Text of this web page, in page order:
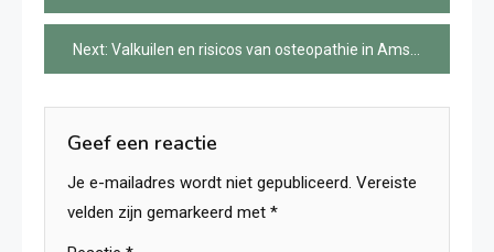
navigatie
Next: Valkuilen en risicos van osteopathie in Amsterdam
Geef een reactie
Je e-mailadres wordt niet gepubliceerd. Vereiste
velden zijn gemarkeerd met *